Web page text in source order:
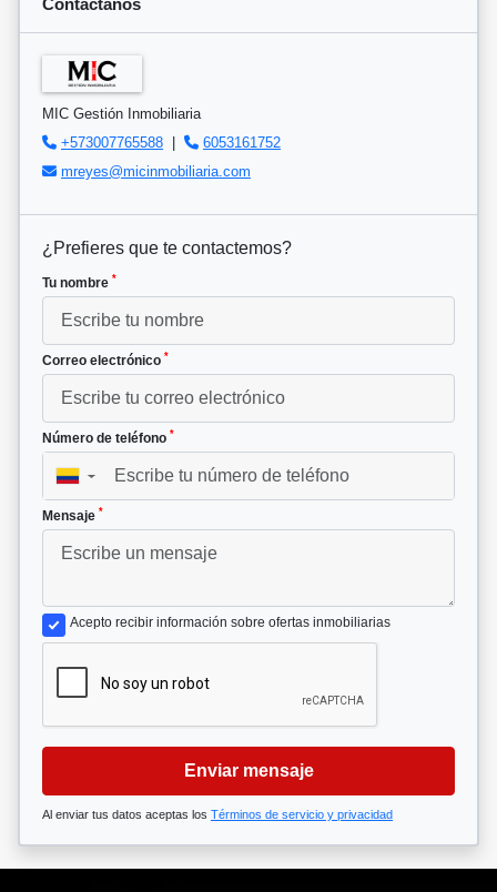
Contáctanos
MIC Gestión Inmobiliaria
+573007765588 |
6053161752
mreyes@micinmobiliaria.com
¿Prefieres que te contactemos?
Tu nombre *
Correo electrónico *
Número de teléfono *
▼
Mensaje *
Acepto recibir información sobre ofertas inmobiliarias
Enviar mensaje
Al enviar tus datos aceptas los Términos de servicio y privacidad